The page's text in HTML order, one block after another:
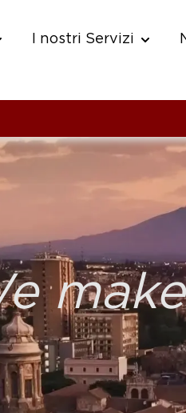
I nostri Servizi